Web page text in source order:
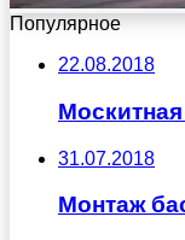
Популярное
22.08.2018
31.07.2018
Монтаж